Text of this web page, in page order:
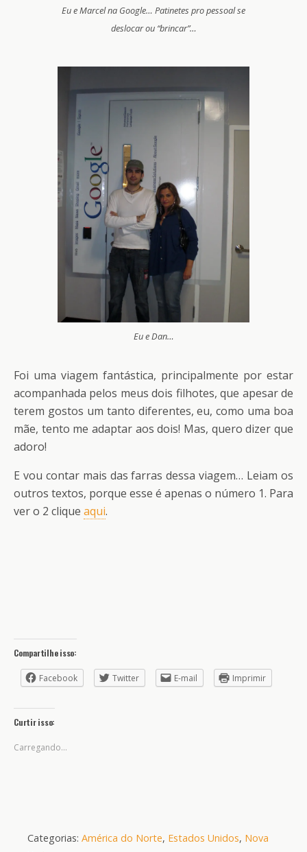
Eu e Marcel na Google… Patinetes pro pessoal se
deslocar ou “brincar”…
Eu e Dan…
Foi uma viagem fantástica, principalmente por estar
acompanhada pelos meus dois filhotes, que apesar de
terem gostos um tanto diferentes, eu, como uma boa
mãe, tento me adaptar aos dois! Mas, quero dizer que
adoro!
E vou contar mais das farras dessa viagem… Leiam os
outros textos, porque esse é apenas o número 1. Para
ver o 2 clique aqui.
Compartilhe isso:
Facebook Twitter E-mail Imprimir
Curtir isso:
Carregando...
Categorias: América do Norte, Estados Unidos, Nova